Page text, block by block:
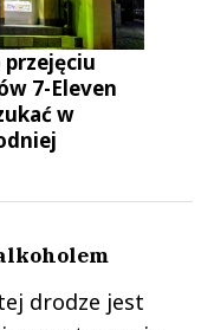
przejęciu
7-Eleven
w
drodze jest